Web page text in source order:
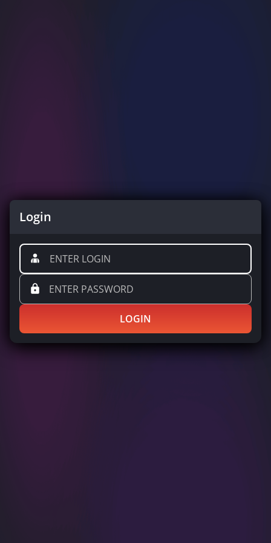
Login
LOGIN